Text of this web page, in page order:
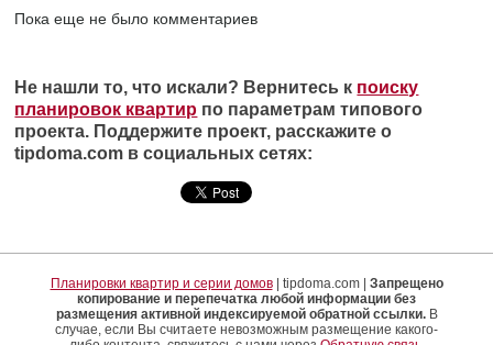
Пока еще не было комментариев
Не нашли то, что искали? Вернитесь к поиску
планировок квартир по параметрам типового
проекта. Поддержите проект, расскажите о
tipdoma.com в социальных сетях:
Планировки квартир и серии домов| tipdoma.com | Запрещено
копирование и перепечатка любой информации без
размещения активной индексируемой обратной ссылки.В
случае, если Вы считаете невозможным размещение какого-